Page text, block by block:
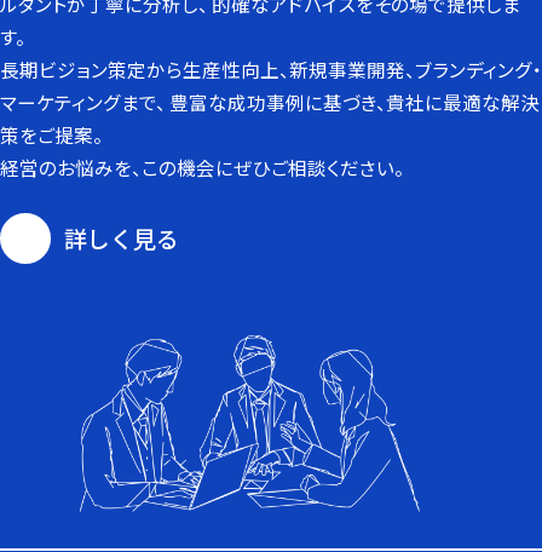
す。
長期ビジョン策定から生産性向上、新規事業開発、ブランディング・
マーケティングまで、 豊富な成功事例に基づき、貴社に最適な解決
策をご提案。
経営のお悩みを、この機会にぜひご相談ください。
詳しく見る